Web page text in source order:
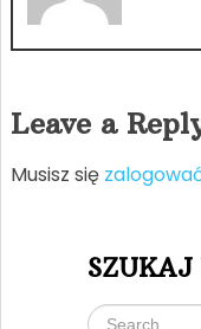
Leave a
Musisz się
SZUKAJ